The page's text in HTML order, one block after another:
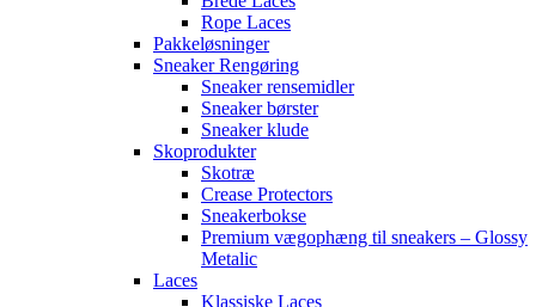
Rope Laces
Pakkeløsninger
Sneaker Rengøring
Sneaker rensemidler
Sneaker børster
Sneaker klude
Skoprodukter
Skotræ
Crease Protectors
Sneakerbokse
Premium vægophæng til sneakers – Glossy
Metalic
Laces
Klassiske Laces